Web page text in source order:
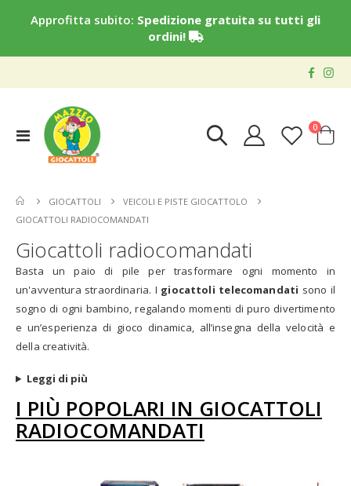
Approfitta subito: Spedizione gratuita su tutti gli
ordini!
Toggle
Nav
Cart
0elementi
GIOCATTOLI
VEICOLI E PISTE GIOCATTOLO
GIOCATTOLI RADIOCOMANDATI
Giocattoli radiocomandati
Basta un paio di pile per trasformare ogni momento in
un'avventura straordinaria. I giocattoli telecomandati sono il
sogno di ogni bambino, regalando momenti di puro divertimento
e un’esperienza di gioco dinamica, all’insegna della velocità e
della creatività.
Leggi di più
I PIÙ POPOLARI IN GIOCATTOLI
RADIOCOMANDATI